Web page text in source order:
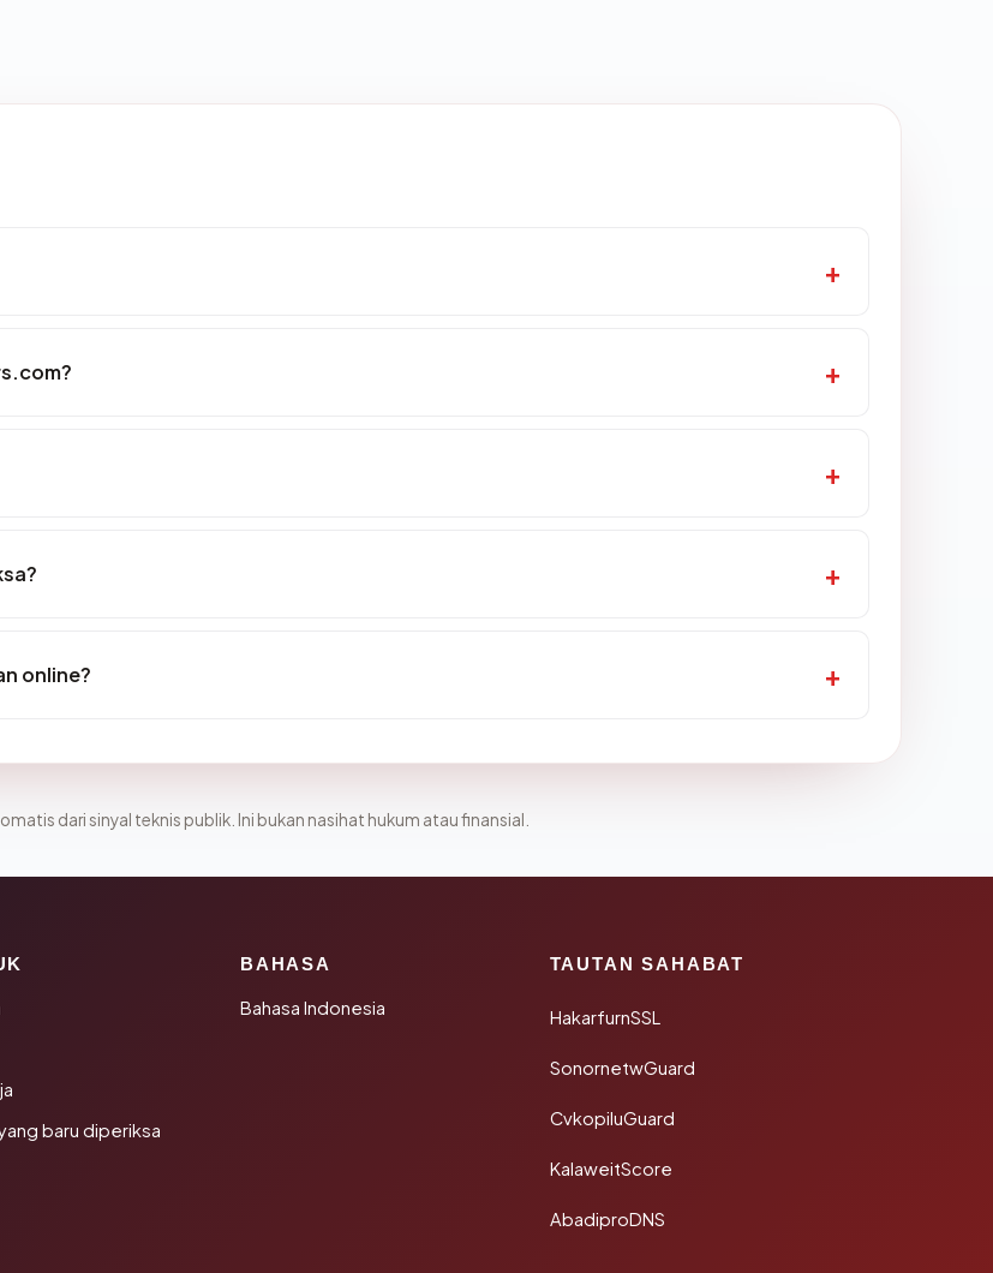
online?
dari sinyal teknis publik. Ini bukan nasihat hukum atau finansial.
baru diperiksa
BAHASA
Bahasa Indonesia
TAUTAN SAHABAT
HakarfurnSSL
SonornetwGuard
CvkopiluGuard
KalaweitScore
AbadiproDNS